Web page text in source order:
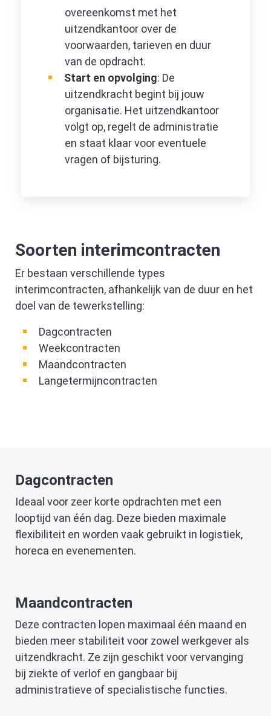
overeenkomst met het
uitzendkantoor over de
voorwaarden, tarieven en duur
van de opdracht.
Start en opvolging: De
uitzendkracht begint bij jouw
organisatie. Het uitzendkantoor
volgt op, regelt de administratie
en staat klaar voor eventuele
vragen of bijsturing.
Soorten interimcontracten
Er bestaan verschillende types
interimcontracten, afhankelijk van de duur en het
doel van de tewerkstelling:
Dagcontracten
Weekcontracten
Maandcontracten
Langetermijncontracten
Dagcontracten
Ideaal voor zeer korte opdrachten met een
looptijd van één dag. Deze bieden maximale
flexibiliteit en worden vaak gebruikt in logistiek,
horeca en evenementen.
Maandcontracten
Deze contracten lopen maximaal één maand en
bieden meer stabiliteit voor zowel werkgever als
uitzendkracht. Ze zijn geschikt voor vervanging
bij ziekte of verlof en gangbaar bij
administratieve of specialistische functies.